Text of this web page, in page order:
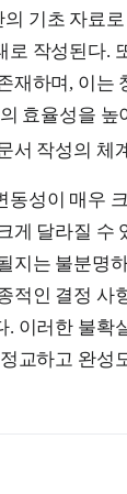
기초 자료
작성된다.
재하며, 이는
효율성을
서 작성의 체
성이 매우
게 달라질 수
지는 불분명
적인 결정 사
이러한 불확
교하고 완성